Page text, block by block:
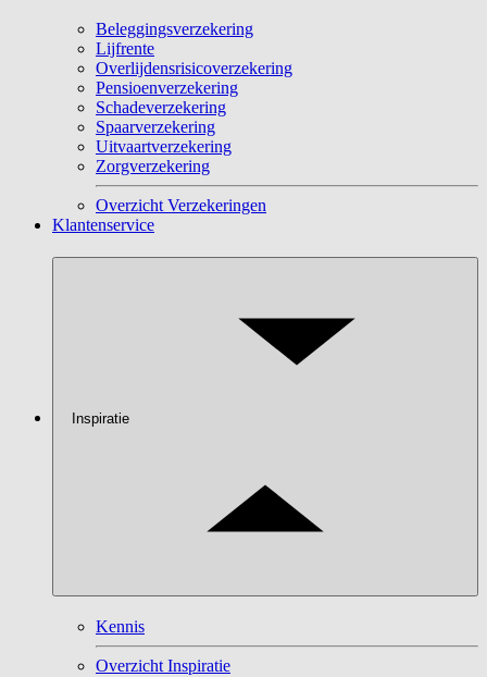
Beleggingsverzekering
Lijfrente
Overlijdensrisicoverzekering
Pensioenverzekering
Schadeverzekering
Spaarverzekering
Uitvaartverzekering
Zorgverzekering
Overzicht Verzekeringen
Klantenservice
Inspiratie
Kennis
Overzicht Inspiratie